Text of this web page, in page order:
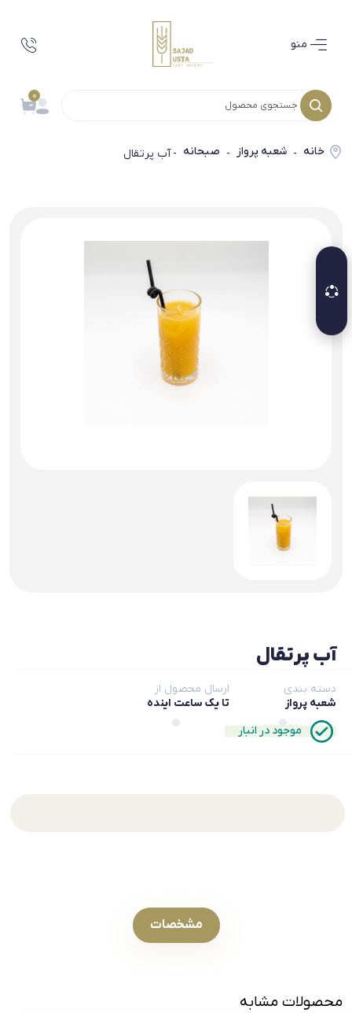
0
خانه - شعبه پرواز - صبحانه - آب پرتقال
آب پرتقال
موجود در انبار
دسته بندی
شعبه پرواز
ارسال محصول از
تا یک ساعت اینده
مشخصات
محصولات مشابه